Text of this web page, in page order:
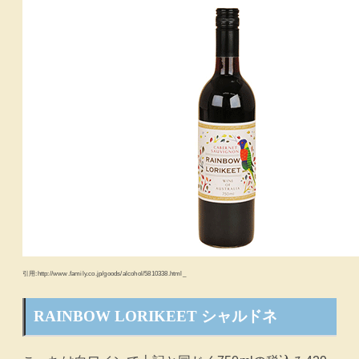
引用:http://www.family.co.jp/goods/alcohol/5810338.html_
RAINBOW LORIKEET シャルドネ